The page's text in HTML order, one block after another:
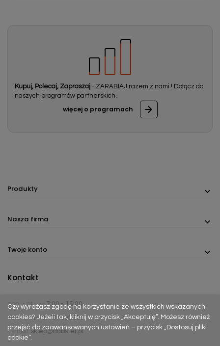
Kupuj, Polecaj, Zapraszaj - ZARABIAJ razem z nami ! Dołącz do
naszych programów partnerskich.
więcej o programach
Produkty
Nasza firma
Twoje konto
Czy wyrażasz zgodę na korzystanie ze wszystkich wskazanych
cookies? Jeżeli tak, kliknij w przycisk „Akceptuję”. Możesz również
przejść do zaawansowanych ustawień – przycisk „Dostosuj pliki
cookie”.
Kontakt
pon. - pt.
7:00 - 15:00
Telefon:(+48) 737 305 306
E-mail: sklep@dabster.pl